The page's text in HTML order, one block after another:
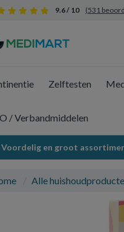
9.6 / 10 (531
Zelftesten
/ Verbandmiddelen
Voordelig en groot
Alle